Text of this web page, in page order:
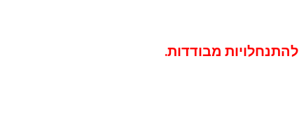
מבודדות.